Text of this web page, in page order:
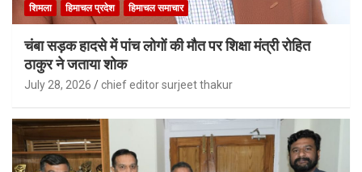
शिमला हिमाचल प्रदेश हिमाचल समाचार
चंबा सड़क हादसे में पांच लोगों की मौत पर शिक्षा मंत्री रोहित
ठाकुर ने जताया शोक
July 28, 2026 chief editor surjeet thakur